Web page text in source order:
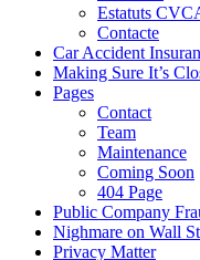
Estatuts
Contacte
Car Accident
Making Sure It’s
Pages
Contact
Team
Maintenance
Coming Soon
404 Page
Public Company
Nighmare on Wall
Privacy Matter